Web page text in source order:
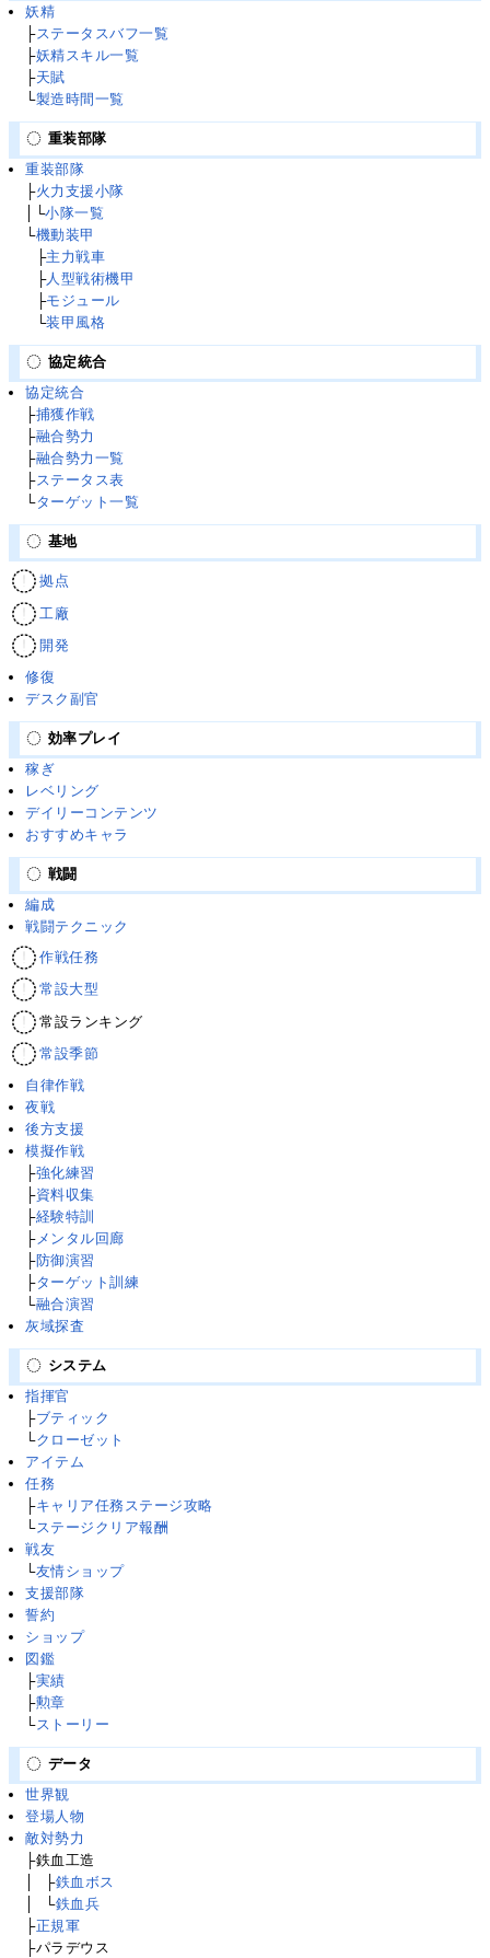
妖精
├ステータスバフ一覧
├妖精スキル一覧
├天賦
└製造時間一覧
重装部隊
重装部隊
├火力支援小隊
│└小隊一覧
└機動装甲
├主力戦車
├人型戦術機甲
├モジュール
└装甲風格
協定統合
協定統合
├捕獲作戦
├融合勢力
├融合勢力一覧
├ステータス表
└ターゲット一覧
基地
拠点
工廠
開発
修復
デスク副官
効率プレイ
稼ぎ
レベリング
デイリーコンテンツ
おすすめキャラ
戦闘
編成
戦闘テクニック
作戦任務
常設大型
常設ランキング
常設季節
自律作戦
夜戦
後方支援
模擬作戦
├強化練習
├資料収集
├経験特訓
├メンタル回廊
├防御演習
├ターゲット訓練
└融合演習
灰域探査
システム
指揮官
├ブティック
└クローゼット
アイテム
任務
├キャリア任務ステージ攻略
└ステージクリア報酬
戦友
└友情ショップ
支援部隊
誓約
ショップ
図鑑
├実績
├勲章
└ストーリー
データ
世界観
登場人物
敵対勢力
├鉄血工造
├鉄血ボス
└鉄血兵
├正規軍
├パラデウス